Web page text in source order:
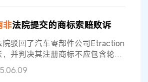
公布的修正案草案。该草案有30
Tobias Schonwetter，开普敦
非法院提交的商标索赔败诉
院驳回了汽车零部件公司Etraction
并判决其注册商标不应包含轮
公司一个双重打击。 在上周发
在关于文字商标“Infinity”的纠纷